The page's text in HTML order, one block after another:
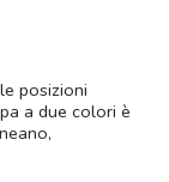
posizioni
a due colori è